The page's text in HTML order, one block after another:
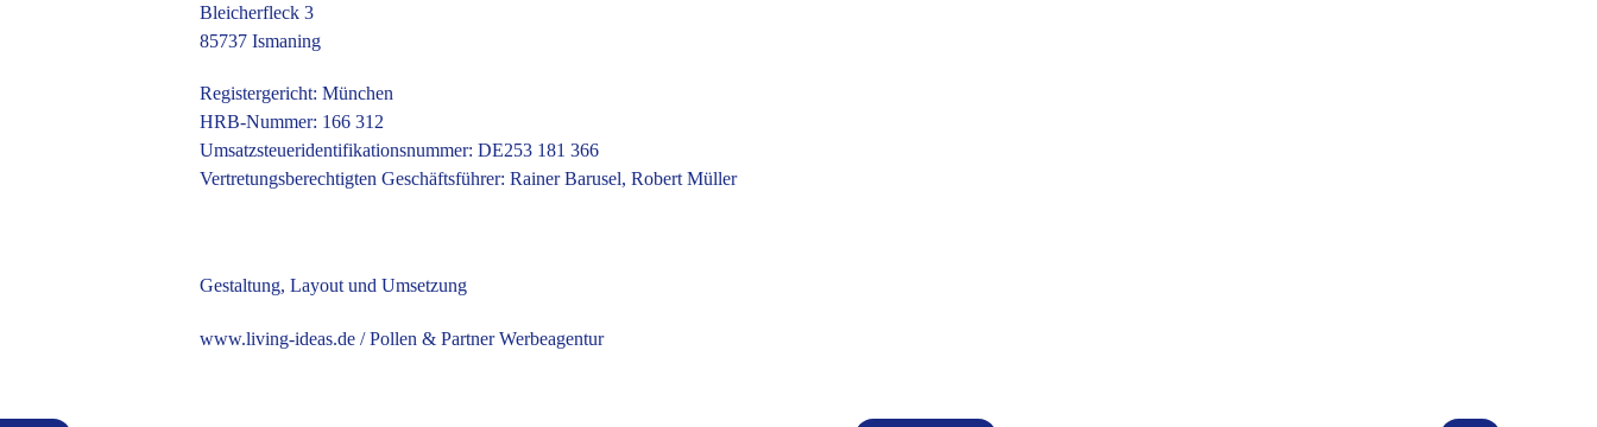
Bleicherfleck 3
85737 Ismaning
Registergericht: München
HRB-Nummer: 166 312
Umsatzsteueridentifikationsnummer: DE253 181 366
Vertretungsberechtigten Geschäftsführer: Rainer Barusel, Robert Müller
Gestaltung, Layout und Umsetzung
www.living-ideas.de / Pollen & Partner Werbeagentur